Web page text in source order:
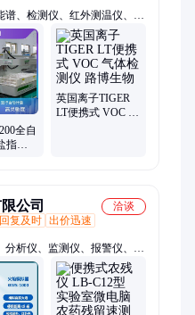
谱、检测仪、红外测温仪、烟
水质自动、生物安全柜、电
、明渠流量计、微生物采样
全自
数
英国离子TIGER
LT便携式 VOC 气
公司
洽谈
回复及时 出价迅速
析仪、监测仪、报警仪、测
匀仪、测试仪、均质器、均
样器、传声器、流量计、机
离心机